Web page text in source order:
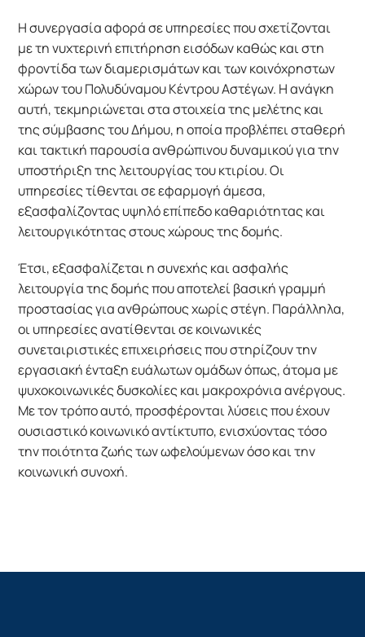
Η συνεργασία αφορά σε υπηρεσίες που σχετίζονται
με τη νυχτερινή επιτήρηση εισόδων καθώς και στη
φροντίδα των διαμερισμάτων και των κοινόχρηστων
χώρων του Πολυδύναμου Κέντρου Αστέγων. Η ανάγκη
αυτή, τεκμηριώνεται στα στοιχεία της μελέτης και
της σύμβασης του Δήμου, η οποία προβλέπει σταθερή
και τακτική παρουσία ανθρώπινου δυναμικού για την
υποστήριξη της λειτουργίας του κτιρίου. Οι
υπηρεσίες τίθενται σε εφαρμογή άμεσα,
εξασφαλίζοντας υψηλό επίπεδο καθαριότητας και
λειτουργικότητας στους χώρους της δομής.
Έτσι, εξασφαλίζεται η συνεχής και ασφαλής
λειτουργία της δομής που αποτελεί βασική γραμμή
προστασίας για ανθρώπους χωρίς στέγη. Παράλληλα,
οι υπηρεσίες ανατίθενται σε κοινωνικές
συνεταιριστικές επιχειρήσεις που στηρίζουν την
εργασιακή ένταξη ευάλωτων ομάδων όπως, άτομα με
ψυχοκοινωνικές δυσκολίες και μακροχρόνια ανέργους.
Με τον τρόπο αυτό, προσφέρονται λύσεις που έχουν
ουσιαστικό κοινωνικό αντίκτυπο, ενισχύοντας τόσο
την ποιότητα ζωής των ωφελούμενων όσο και την
κοινωνική συνοχή.